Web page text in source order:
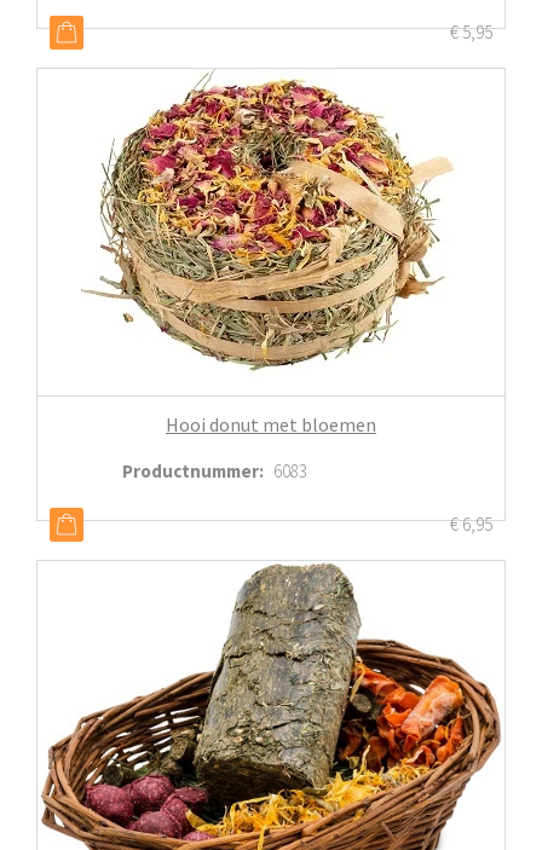
€5,95
Hooi donut met bloemen
Productnummer: 6083
€6,95